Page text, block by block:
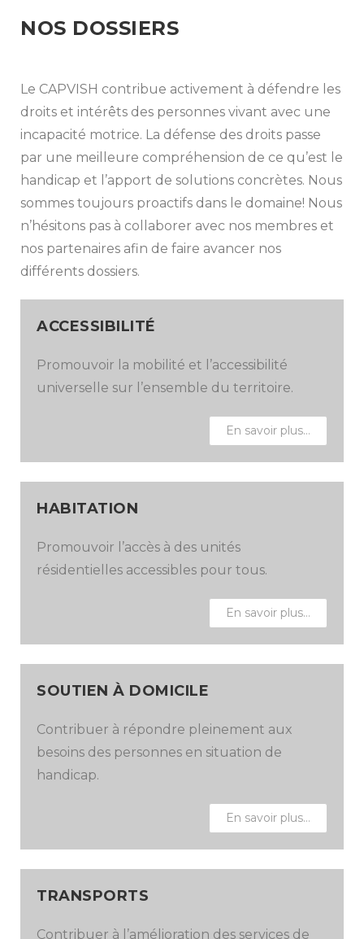
NOS DOSSIERS
Le CAPVISH contribue activement à défendre les
droits et intérêts des personnes vivant avec une
incapacité motrice. La défense des droits passe
par une meilleure compréhension de ce qu’est le
handicap et l’apport de solutions concrètes. Nous
sommes toujours proactifs dans le domaine! Nous
n’hésitons pas à collaborer avec nos membres et
nos partenaires afin de faire avancer nos
différents dossiers.
ACCESSIBILITÉ
Promouvoir la mobilité et l’accessibilité
universelle sur l’ensemble du territoire.
En savoir plus…
HABITATION
Promouvoir l’accès à des unités
résidentielles accessibles pour tous.
En savoir plus…
SOUTIEN À DOMICILE
Contribuer à répondre pleinement aux
besoins des personnes en situation de
handicap.
En savoir plus…
TRANSPORTS
Contribuer à l’amélioration des services de